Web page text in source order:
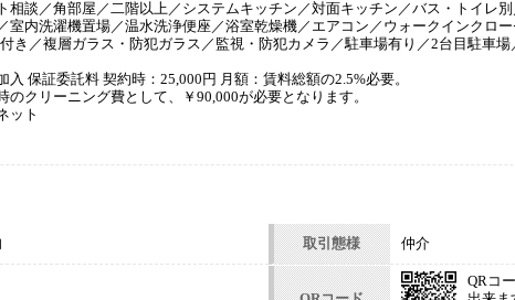
相談／角部屋／二階以上／システムキッチン／対面キッチン／バス・トイレ
室内洗濯機置場／温水洗浄便座／浴室乾燥機／エアコン／ウォークインクロ
き／複層ガラス・防犯ガラス／監視・防犯カメラ／駐車場有り／2台目駐車
入 保証委託料 契約時：25,000円 月額：賃料総額の2.5%必要。
のクリーニング費として、￥90,000が必要となります。
ット
取引態様 仲介
QRコ